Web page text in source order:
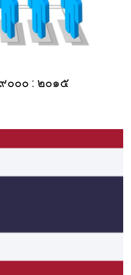
๐๐๐ : ๒๐๑๕